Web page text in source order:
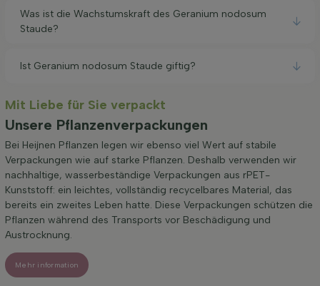
Was ist die Wachstumskraft des Geranium nodosum
Staude?
Ist Geranium nodosum Staude giftig?
Mit Liebe für Sie verpackt
Unsere Pflanzenverpackungen
Bei Heijnen Pflanzen legen wir ebenso viel Wert auf stabile
Verpackungen wie auf starke Pflanzen. Deshalb verwenden wir
nachhaltige, wasserbeständige Verpackungen aus rPET-
Kunststoff: ein leichtes, vollständig recycelbares Material, das
bereits ein zweites Leben hatte. Diese Verpackungen schützen die
Pflanzen während des Transports vor Beschädigung und
Austrocknung.
Mehr information